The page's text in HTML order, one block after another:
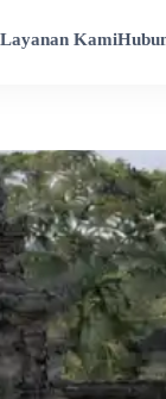
Layanan Kami